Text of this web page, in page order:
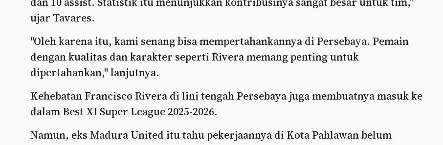
ujar Tavares.
"Oleh karena itu, kami senang bisa mempertahankannya di Persebaya. Pemain
dengan kualitas dan karakter seperti Rivera memang penting untuk
dipertahankan," lanjutnya.
Kehebatan Francisco Rivera di lini tengah Persebaya juga membuatnya masuk ke
dalam Best XI Super League 2025-2026.
Namun, eks Madura United itu tahu pekerjaannya di Kota Pahlawan belum